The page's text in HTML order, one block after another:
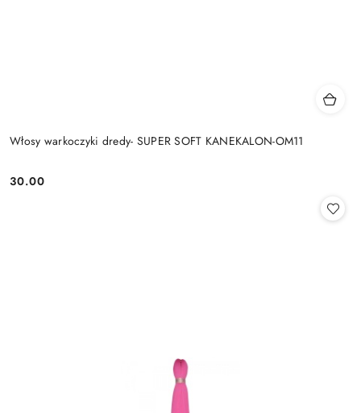
Włosy warkoczyki dredy- SUPER SOFT KANEKALON-OM11
Cena:
30.00